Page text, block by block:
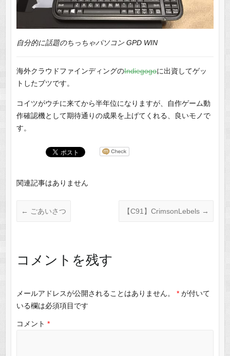
自分的に話題のちっちゃパソコン GPD WIN
海外クラウドファインディングのIndiegogoに出資してゲッ
トしたブツです。
コイツがウチに来てから半年位になりますが、自作ゲーム動
作確認機として期待通りの成果を上げてくれる、良いモノで
す。
関連記事はありません
← ごあいさつ 【C91】CrimsonLebels →
コメントを残す
メールアドレスが公開されることはありません。 *が付いて
いる欄は必須項目です
コメント *